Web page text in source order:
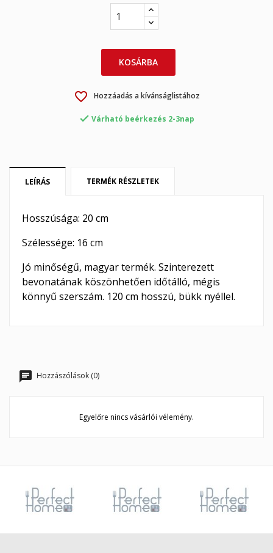
KOSÁRBA
favorite_border Hozzáadás a kívánságlistához
 Várható beérkezés 2-3nap
LEÍRÁS TERMÉK RÉSZLETEK
Hosszúsága: 20 cm
Szélessége: 16 cm
Jó minőségű, magyar termék. Szinterezett
bevonatának köszönhetően időtálló, mégis
könnyű szerszám. 120 cm hosszú, bükk nyéllel.
Hozzászólások (0)
Egyelőre nincs vásárlói vélemény.
My wishlists
Kívánságlista létrehozása
Kívánságlista neve
Bejelentkezés
Be kell jelentkezned a termékek kívánságlistába történő